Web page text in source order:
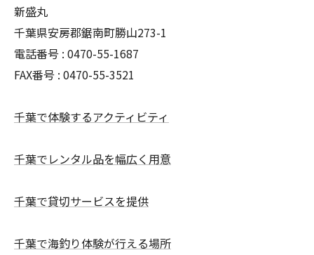
新盛丸
千葉県安房郡鋸南町勝山273-1
電話番号 : 0470-55-1687
FAX番号 : 0470-55-3521
千葉で体験するアクティビティ
千葉でレンタル品を幅広く用意
千葉で貸切サービスを提供
千葉で海釣り体験が行える場所